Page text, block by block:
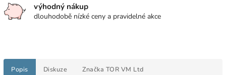
výhodný nákup
dlouhodobě nízké ceny a pravidelné akce
Popis Diskuze Značka TOR VM Ltd